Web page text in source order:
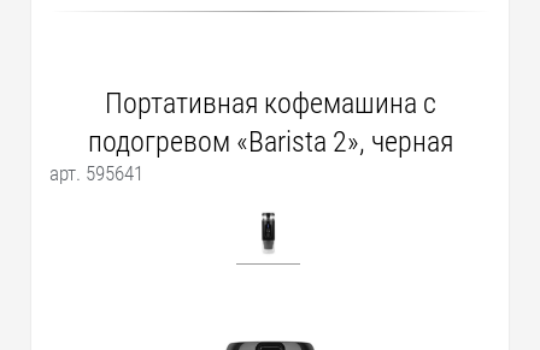
Портативная кофемашина с
подогревом «Barista 2», черная
арт. 595641